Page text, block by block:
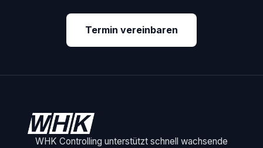
Termin vereinbaren
WHK Controlling unterstützt schnell wachsende